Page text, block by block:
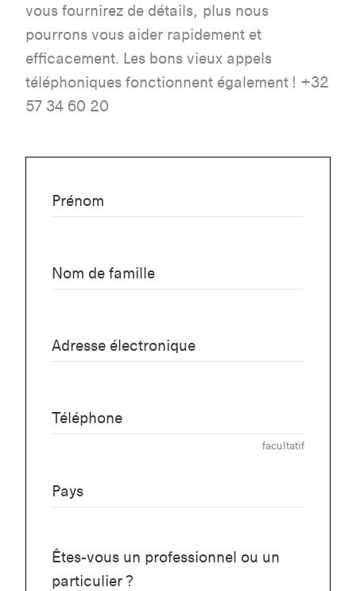
vous fournirez de détails, plus nous
pourrons vous aider rapidement et
efficacement. Les bons vieux appels
téléphoniques fonctionnent également ! +32
57 34 60 20
Prénom
Nom de famille
Adresse électronique
Téléphone
facultatif
Pays
Êtes-vous un professionnel ou un
particulier ?